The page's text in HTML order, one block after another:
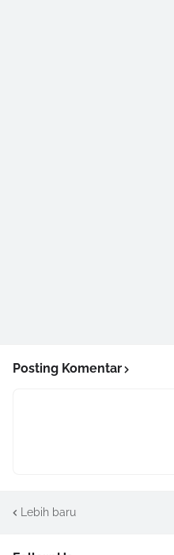
Posting Komentar
Lebih baru